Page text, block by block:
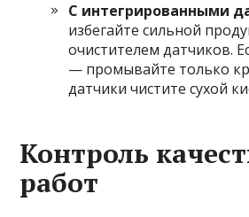
С интегрированными
избегайте сильной
очистителем датчиков.
— промывайте только
датчики чистите сухой
Контроль
работ